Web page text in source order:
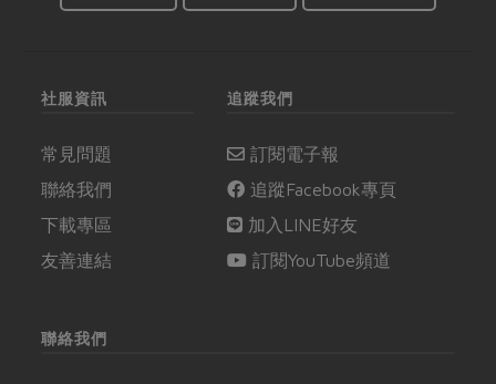
的泰式經典料理，邀請
之驚艷。
社服資訊
常見問題
聯絡我們
下載專區
友善連結
追蹤我們
訂閱電子報
追蹤Facebook專頁
加入LINE好友
訂閱YouTube頻道
聯絡我們